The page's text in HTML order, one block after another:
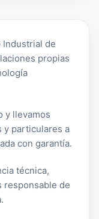
Industrial de
propias
y llevamos
y particulares a
con garantía.
técnica,
responsable de